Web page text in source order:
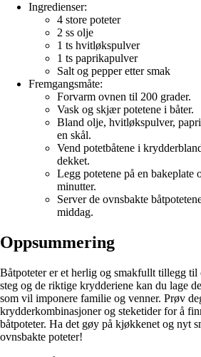
Ingredienser:
4 store poteter
2 ss olje
1 ts hvitløkspulver
1 ts paprikapulver
Salt og pepper etter smak
Fremgangsmåte:
Forvarm ovnen til 200 grader.
Vask og skjær potetene i båter.
Bland olje, hvitløkspulver,
en skål.
Vend potetbåtene i
dekket.
Legg potetene på en bakeplate
minutter.
Server de ovnsbakte
middag.
Oppsummering
Båtpoteter er et herlig og smakfullt tillegg
steg og de riktige krydderiene kan du lage
som vil imponere familie og venner. Prøv
krydderkombinasjoner og steketider for å
båtpoteter. Ha det gøy på kjøkkenet og nyt
ovnsbakte poteter!